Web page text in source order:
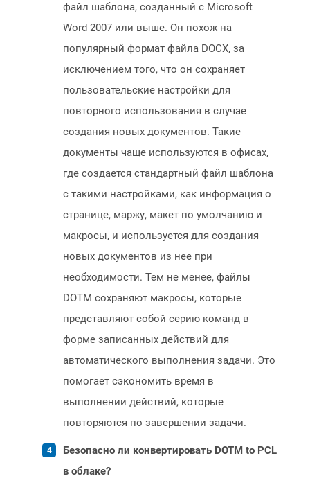
файл шаблона, созданный с Microsoft
Word 2007 или выше. Он похож на
популярный формат файла DOCX, за
исключением того, что он сохраняет
пользовательские настройки для
повторного использования в случае
создания новых документов. Такие
документы чаще используются в офисах,
где создается стандартный файл шаблона
с такими настройками, как информация о
странице, маржу, макет по умолчанию и
макросы, и используется для создания
новых документов из нее при
необходимости. Тем не менее, файлы
DOTM сохраняют макросы, которые
представляют собой серию команд в
форме записанных действий для
автоматического выполнения задачи. Это
помогает сэкономить время в
выполнении действий, которые
повторяются по завершении задачи.
Безопасно ли конвертировать DOTM to PCL
в облаке?